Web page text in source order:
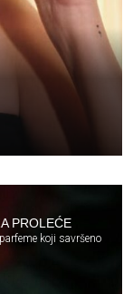
PROLEĆE
koji savršeno